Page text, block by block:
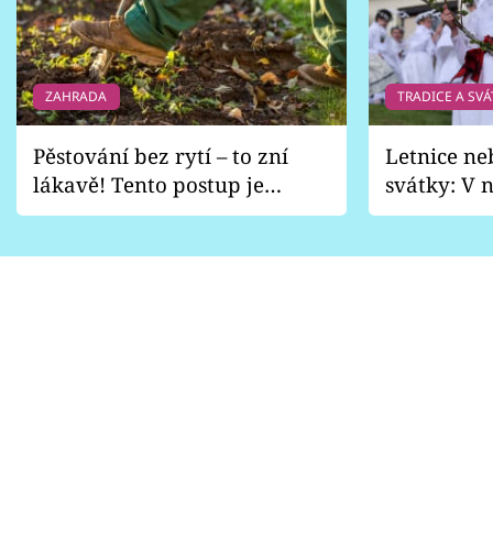
ZAHRADA
Pěstování bez rytí – to zní
lákavě! Tento postup je
vhodný jen pro některé
TRADICE A
Letnice
svátky: V
pondělí